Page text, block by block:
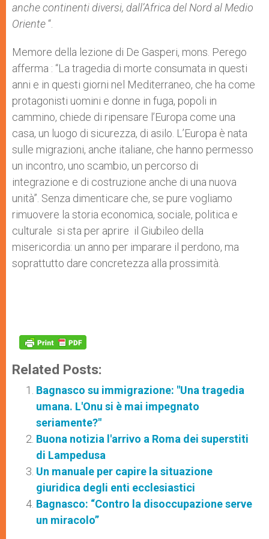
anche continenti diversi, dall’Africa del Nord al Medio
Oriente “.
Memore della lezione di De Gasperi, mons. Perego
afferma : “La tragedia di morte consumata in questi
anni e in questi giorni nel Mediterraneo, che ha come
protagonisti uomini e donne in fuga, popoli in
cammino, chiede di ripensare l’Europa come una
casa, un luogo di sicurezza, di asilo. L’Europa è nata
sulle migrazioni, anche italiane, che hanno permesso
un incontro, uno scambio, un percorso di
integrazione e di costruzione anche di una nuova
unità”. Senza dimenticare che, se pure vogliamo
rimuovere la storia economica, sociale, politica e
culturale si sta per aprire il Giubileo della
misericordia: un anno per imparare il perdono, ma
soprattutto dare concretezza alla prossimità.
Related Posts:
Bagnasco su immigrazione: "Una tragedia
umana. L'Onu si è mai impegnato
seriamente?"
Buona notizia l'arrivo a Roma dei superstiti
di Lampedusa
Un manuale per capire la situazione
giuridica degli enti ecclesiastici
Bagnasco: “Contro la disoccupazione serve
un miracolo”